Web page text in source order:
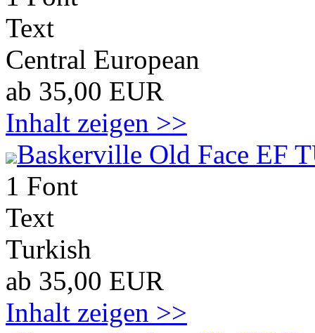
Text
Central European
ab 35,00 EUR
Inhalt zeigen >>
Baskerville Old Face EF
1 Font
Text
Turkish
ab 35,00 EUR
Inhalt zeigen >>